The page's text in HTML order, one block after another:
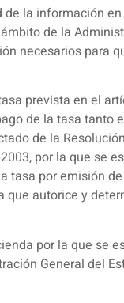
la información
de la
necesarios para
prevista en el
de la tasa tanto
de la
por la que se
tasa por emisión
que autorice y
por la que se
General del